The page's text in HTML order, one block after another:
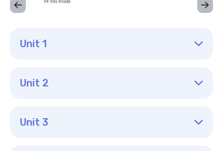
Unit 1
Unit 2
Unit 3